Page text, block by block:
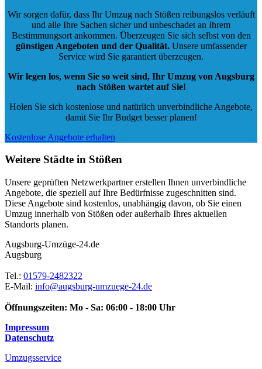
Wir sorgen dafür, dass Ihr Umzug nach Stößen reibungslos verläuft
und alle Ihre Sachen sicher und unbeschadet an Ihrem
Bestimmungsort ankommen. Überzeugen Sie sich selbst von den
günstigen Angeboten und der Qualität.Unsere umfassender
Service wird Sie garantiert überzeugen.
Wir legen los, wenn Sie so weit sind, Ihr Umzug von Augsburg
nach Stößen wartet auf Sie!
Holen Sie sich kostenlose und natürlich unverbindliche Angebote,
damit Sie Ihr Budget besser planen!
Kostenlose Angebote erhalten
Weitere Städte in Stößen
Unsere geprüften Netzwerkpartner erstellen Ihnen unverbindliche
Angebote, die speziell auf Ihre Bedürfnisse zugeschnitten sind.
Diese Angebote sind kostenlos, unabhängig davon, ob Sie einen
Umzug innerhalb von Stößen oder außerhalb Ihres aktuellen
Standorts planen.
Augsburg-Umzüge-24.de
Augsburg
Tel.: 01579-2482322
E-Mail: info@augsburg-umzuege-24.de
Öffnungszeiten: Mo - Sa: 06:00 - 18:00 Uhr
Impressum
Datenschutz
Umzugsservice